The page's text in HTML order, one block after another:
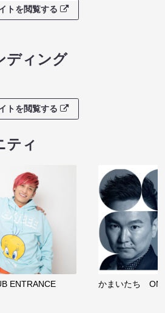
トを閲覧する
ディング
トを閲覧する
ティ
ENTRANCE かまいたち